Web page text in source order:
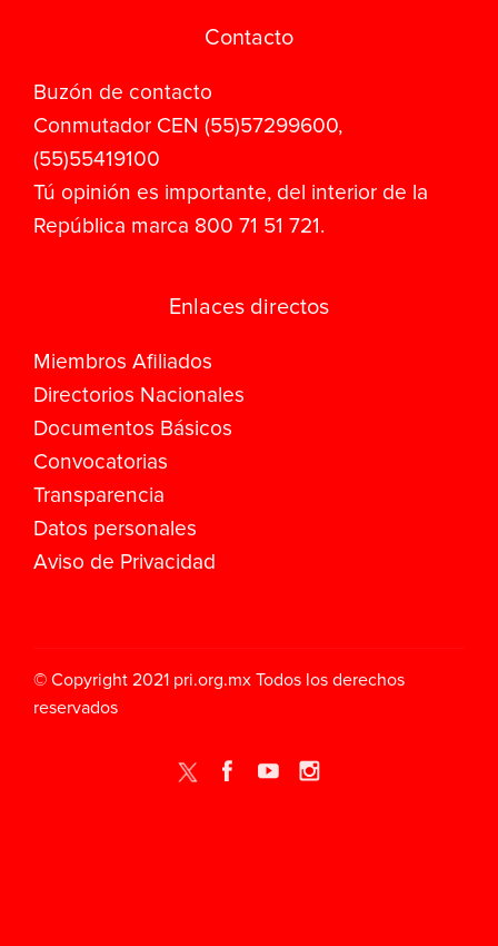
Contacto
Buzón de contacto
Conmutador CEN (55)57299600,
(55)55419100
Tú opinión es importante, del interior de la
República marca 800 71 51 721.
Enlaces directos
Miembros Afiliados
Directorios Nacionales
Documentos Básicos
Convocatorias
Transparencia
Datos personales
Aviso de Privacidad
© Copyright 2021 pri.org.mx Todos los derechos
reservados